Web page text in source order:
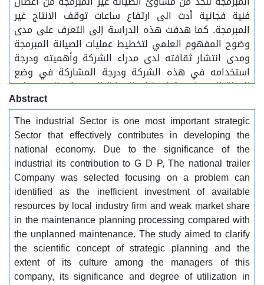
فنية فجائية أدت الى ارتفاع ساعات توقف الانتاج غير
المبرمجة. كما هدفت هذه الدراسة إلى التعرف على مدى
وضوح المفهوم العلمي لتخطيط عمليات الصيانة المبرمجة
ومدى انتشار ثقافته لدى مدراء الشركة وأهميته ودرجة
استخدامه في هذه الشركة ودرجة المشاركة في وضع
الخطة الاستراتيجية لعمليات الصيانة المبرمجة والقدرة على
التكيف مع المتغيرات البيئية الداخلية والخارجية التي تؤخذ
في الاعتبار عند وضع هذه الخطط. ولتحقيق أهداف
الدراسة تم اعتماد المنهج التحليلي ألاستنتاجي وجمع
البيانات الأولية المتوفرة بالشركة محل الدراسة، فقد تم
إعداد جداول اقتصادية لدراسة علاقة تأثير التوقفات غير
المبرمجة على الكفاءة الانتاجية باعتماد الدراسة على
جانبين نظري وعملي تطبيقي. وقد تم تغطية موضوع
الدراسة بالاعتماد على المراجع العلمية من كتب ودوريات
وبعض التقارير والدراسات بموضوع البحث، وكذلك تجميع
البيانات المتوفرة بالشركة، وتحليل البيانات والمؤشرات
لساعات التوقف غير المبرمجة.
Abstract
The industrial Sector is one most important strategic
Sector that effectively contributes in developing the
national economy. Due to the significance of the
industrial its contribution to G D P, The national trailer
Company was selected focusing on a problem can
identified as the inefficient investment of available
resources by local industry firm and weak market share
in the maintenance planning processing compared with
the unplanned maintenance. The study aimed to clarify
the scientific concept of strategic planning and the
extent of its culture among the managers of this
company, its significance and degree of utilization in